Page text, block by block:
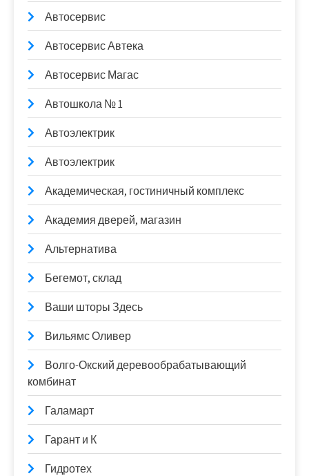
Автосервис
Автосервис Автека
Автосервис Магас
Автошкола № 1
Автоэлектрик
Автоэлектрик
Академическая, гостиничный комплекс
Академия дверей, магазин
Альтернатива
Бегемот, склад
Ваши шторы Здесь
Вильямс Оливер
Волго-Окский деревообрабатывающий
комбинат
Галамарт
Гарант и К
Гидротех